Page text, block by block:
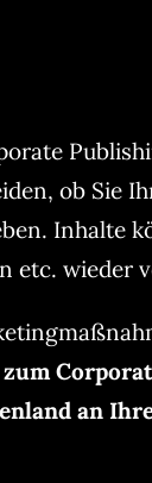
ob Sie
Inhalte
etc. wieder
an